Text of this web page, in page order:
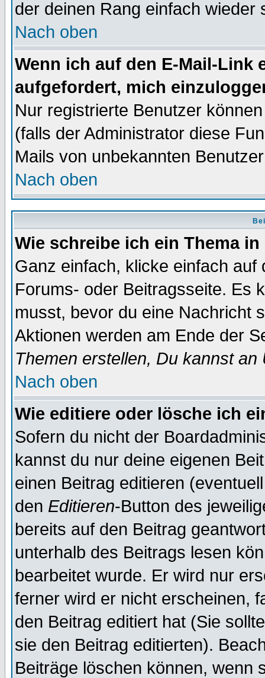
der deinen Rang einfach wieder
Nach oben
Wenn ich auf den E-Mail-Link
aufgefordert, mich
Nur registrierte Benutzer
(falls der Administrator diese
Mails von unbekannten
Nach oben
Wie schreibe ich ein Thema
Ganz einfach, klicke einfach
Forums- oder Beitragsseite. Es
musst, bevor du eine Nachricht
Aktionen werden am Ende der
Themen erstellen, Du kannst
Nach oben
Wie editiere oder lösche ich
Sofern du nicht der
kannst du nur deine eigenen
einen Beitrag editieren
den Editieren-Button des
bereits auf den Beitrag
unterhalb des Beitrags lesen
bearbeitet wurde. Er wird nur
ferner wird er nicht erscheinen,
den Beitrag editiert hat (Sie
sie den Beitrag editierten).
Beiträge löschen können, wenn